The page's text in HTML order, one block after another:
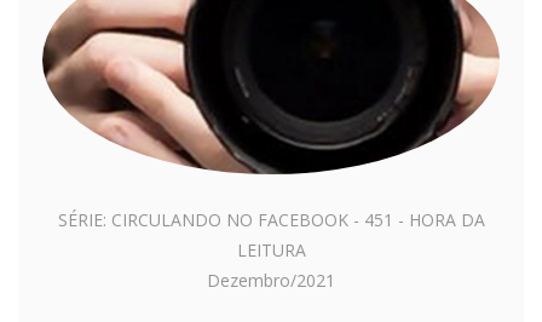
SÉRIE: CIRCULANDO NO FACEBOOK - 451 - HORA DA
LEITURA
Dezembro/2021